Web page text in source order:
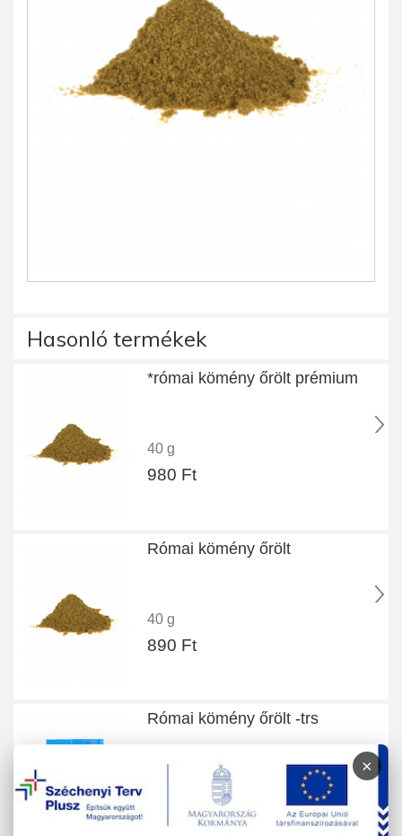
Hasonló termékek
*római kömény őrölt prémium
40 g
980 Ft
Római kömény őrölt
40 g
890 Ft
Római kömény őrölt -trs
1.750 Ft
×